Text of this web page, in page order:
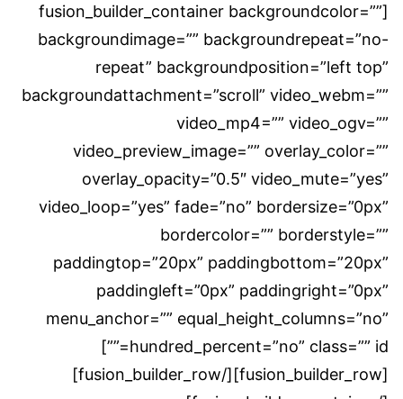
[fusion_builder_container backgroundcolor=””
backgroundimage=”” backgroundrepeat=”no-
repeat” backgroundposition=”left top”
backgroundattachment=”scroll” video_webm=””
video_mp4=”” video_ogv=””
video_preview_image=”” overlay_color=””
overlay_opacity=”0.5″ video_mute=”yes”
video_loop=”yes” fade=”no” bordersize=”0px”
bordercolor=”” borderstyle=””
paddingtop=”20px” paddingbottom=”20px”
paddingleft=”0px” paddingright=”0px”
menu_anchor=”” equal_height_columns=”no”
hundred_percent=”no” class=”” id=””]
[fusion_builder_row][/fusion_builder_row]